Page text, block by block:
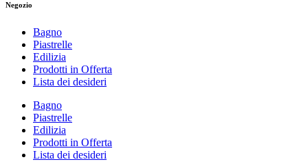
Negozio
Bagno
Piastrelle
Edilizia
Prodotti in Offerta
Lista dei desideri
Bagno
Piastrelle
Edilizia
Prodotti in Offerta
Lista dei desideri